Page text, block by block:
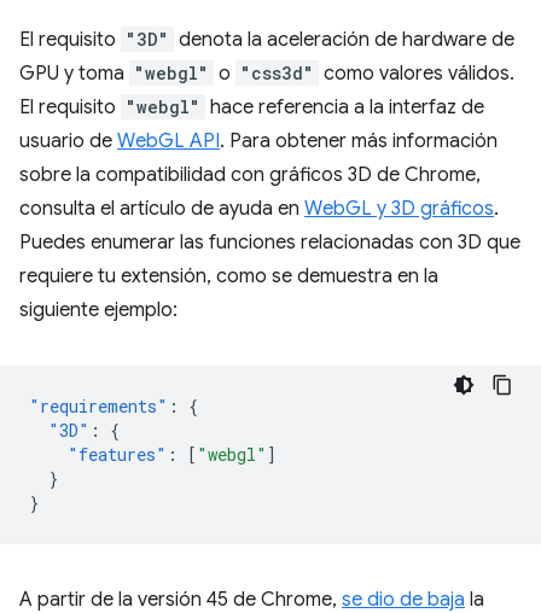
El requisito "3D" denota la aceleración de hardware de
GPU y toma "webgl" o "css3d" como valores válidos.
El requisito "webgl" hace referencia a la interfaz de
usuario de WebGL API. Para obtener más información
sobre la compatibilidad con gráficos 3D de Chrome,
consulta el artículo de ayuda en WebGL y 3D gráficos.
Puedes enumerar las funciones relacionadas con 3D que
requiere tu extensión, como se demuestra en la
siguiente ejemplo:
"requirements" :
{
"3D" :
{
"features" : [ "webgl" ]
}
}
A partir de la versión 45 de Chrome, se dio de baja la